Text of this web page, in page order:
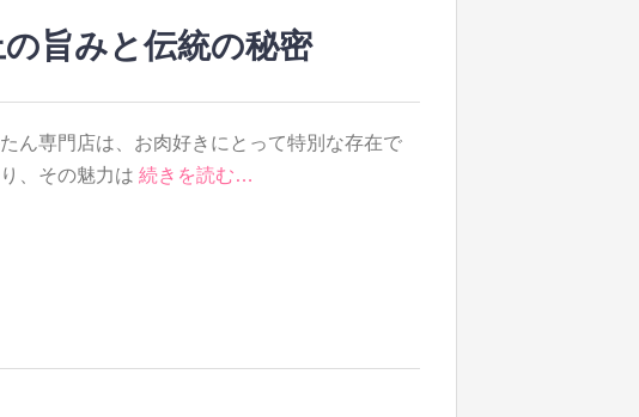
旨みと伝統の秘密
ん専門店は、お肉好きにとって特別な存在で
、その魅力は続きを読む…